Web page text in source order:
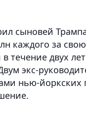
сыновей
каждого за
течение двух
экс-
нью-